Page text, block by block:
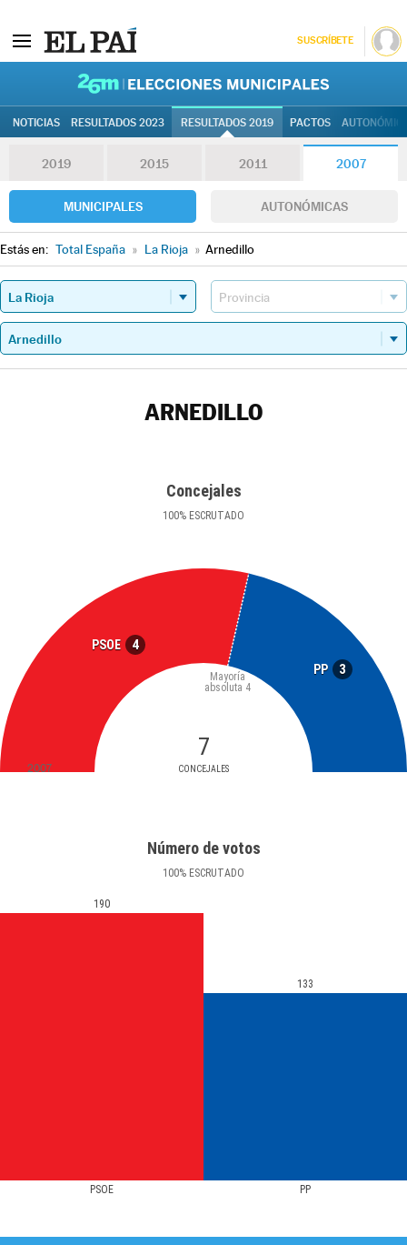
SUSCRÍBETE
NOTICIAS RESULTADOS 2023 RESULTADOS 2019 PACTOS
2019 2015 2011 2007
MUNICIPALES AUTONÓMICAS
Estás en: Total España » La Rioja » Arnedillo
ARNEDILLO
Concejales
100% ESCRUTADO
PSOE 4
PP 3
7
CONCEJALES
Mayoría
absoluta 4
2007
Número de votos
100% ESCRUTADO
PSOE PP
190
133